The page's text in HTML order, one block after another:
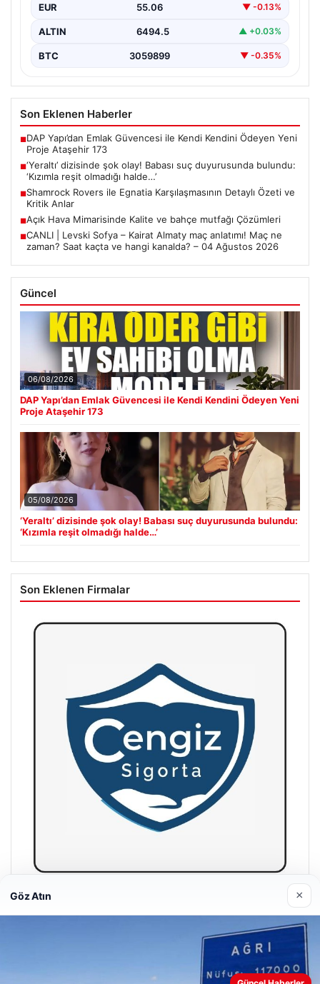
EUR 55.06 ▼ -0.13%
ALTIN 6494.5 ▲ +0.03%
BTC 3059899 ▼ -0.35%
Son Eklenen Haberler
■DAP Yapı’dan Emlak Güvencesi ile Kendi Kendini Ödeyen Yeni
Proje Ataşehir 173
■‘Yeraltı’ dizisinde şok olay! Babası suç duyurusunda bulundu:
‘Kızımla reşit olmadığı halde…’
■Shamrock Rovers ile Egnatia Karşılaşmasının Detaylı Özeti ve
Kritik Anlar
■Açık Hava Mimarisinde Kalite ve bahçe mutfağı Çözümleri
■CANLI | Levski Sofya – Kairat Almaty maç anlatımı! Maç ne
zaman? Saat kaçta ve hangi kanalda? – 04 Ağustos 2026
Güncel
06/08/2026
DAP Yapı’dan Emlak Güvencesi ile Kendi Kendini Ödeyen Yeni
Proje Ataşehir 173
05/08/2026
‘Yeraltı’ dizisinde şok olay! Babası suç duyurusunda bulundu:
‘Kızımla reşit olmadığı halde…’
Son Eklenen Firmalar
Hastaş Beton
Göz Atın ×